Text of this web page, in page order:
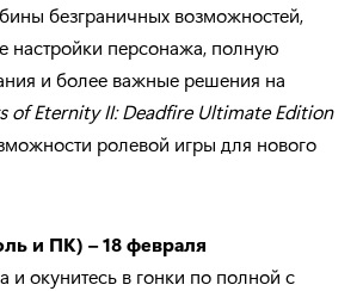
безграничных возможностей,
настройки персонажа, полную
и более важные решения на
of Eternity II: Deadfire Ultimate Edition
ролевой игры для нового
и ПК) – 18 февраля
и окунитесь в гонки по полной с